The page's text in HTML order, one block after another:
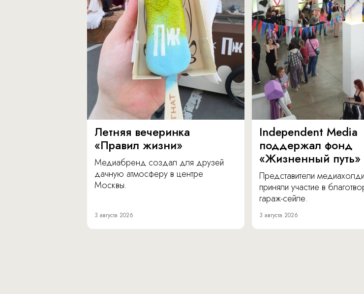
Летняя вечеринка
«Правил жизни»
Медиабренд создал для друзей
дачную атмосферу в центре
Москвы.
3 августа 2026
Independent Media
поддержал фонд
«Жизненный путь»
Представители
приняли участие в
гараж-сейле.
3 августа 2026